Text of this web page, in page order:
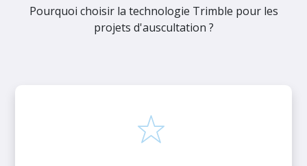
Pourquoi choisir la technologie Trimble pour les
projets d'auscultation ?